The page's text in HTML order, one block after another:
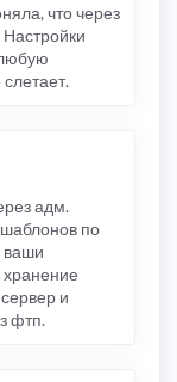
что через
адм.
по
ваши
хранение
и
фтп.